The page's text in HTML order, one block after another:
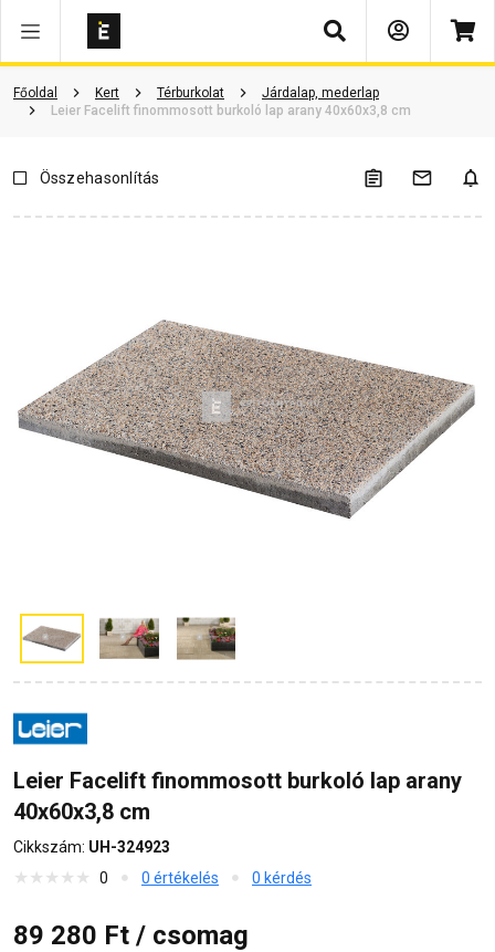
Keresés
Főoldal Kert Térburkolat
Járdalap, mederlap
Leier Facelift finommosott burkoló lap arany 40x60x3,8 cm
Vásárlói vélemények Kérdések és válaszok Kapcsolódó cikkek
Összehasonlítás
Leier Facelift finommosott burkoló lap arany
40x60x3,8 cm
Cikkszám: UH-324923
0
0 értékelés 0 kérdés
89 280 Ft / csomag